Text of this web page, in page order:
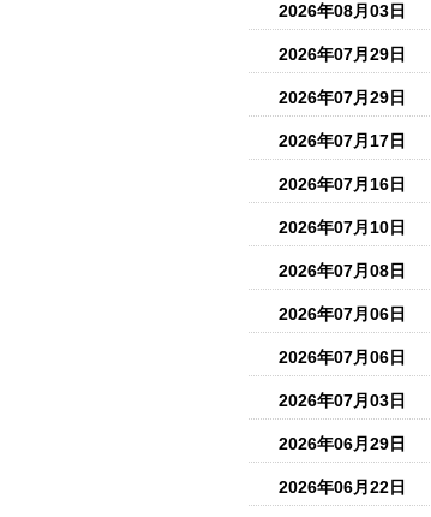
2026年08月03日
2026年07月29日
2026年07月29日
2026年07月17日
2026年07月16日
2026年07月10日
2026年07月08日
2026年07月06日
2026年07月06日
2026年07月03日
2026年06月29日
2026年06月22日